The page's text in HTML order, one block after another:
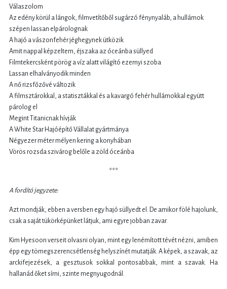
Válaszolom
Az edény körül a lángok, filmvetítőből sugárzó fénynyaláb, a hullámok
szépen lassan elpárolognak
A hajó a vászonfehér jéghegynek ütközik
Amit nappal képzeltem, éjszaka az óceánba süllyed
Filmtekercsként pörög a víz alatt világító ezernyi szoba
Lassan elhalványodik minden
A nő rizsfőzővé változik
A filmsztárokkal, a statisztákkal és a kavargó fehér hullámokkal együtt
párolog el
Megint Titanicnak hívják
A White Star Hajóépítő Vállalat gyártmánya
Négyezer méter mélyen kering a konyhában
Vörös rozsda szivárog belőle a zöld óceánba
***
A fordító jegyzete:
Azt mondják, ebben a versben egy hajó süllyedt el. De amikor fölé hajolunk,
csak a saját tükörképünket látjuk, ami egyre jobban zavar.
Kim Hyesoon verseit olvasni olyan, mint egy lenémított tévét nézni, amiben
épp egy tömegszerencsétlenség helyszínét mutatják. A képek, a szavak, az
arckifejezések, a gesztusok sokkal pontosabbak, mint a szavak. Ha
hallanád őket sírni, szinte megnyugodnál.